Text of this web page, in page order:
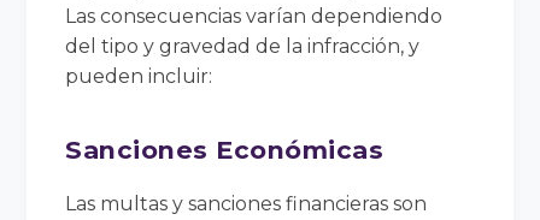
Las consecuencias varían dependiendo
del tipo y gravedad de la infracción, y
pueden incluir:
Sanciones Económicas
Las multas y sanciones financieras son